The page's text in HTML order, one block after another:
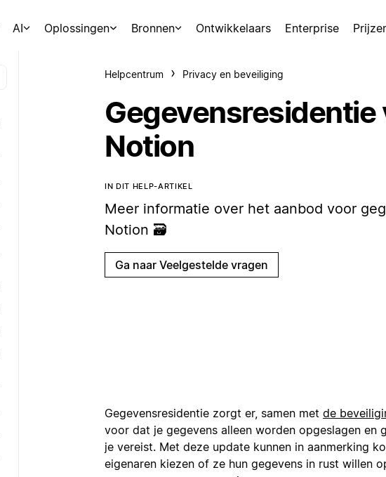
AI Oplossingen Bronnen Ontwikkelaars Enterprise
Helpcentrum Privacy en beveiliging
Gegevensresidentie
Notion
IN DIT HELP-ARTIKEL
Meer informatie over het aanbod voor
Notion 🗃️
Ga naar Veelgestelde vragen
Gegevensresidentie zorgt er, samen met de
voor dat je gegevens alleen worden opgeslagen en
je vereist. Met deze update kunnen in aanmerking
eigenaren kiezen of ze hun gegevens in rust willen